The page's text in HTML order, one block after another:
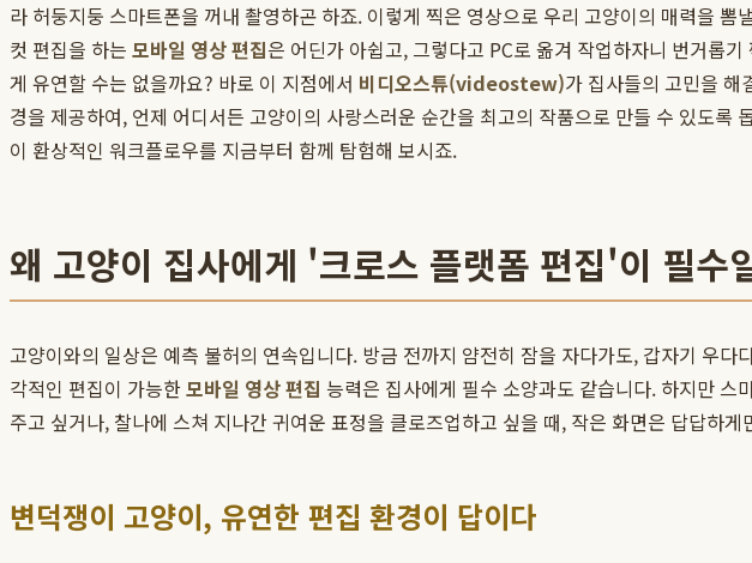
라 허둥지둥 스마트폰을 꺼내 촬영하곤 하죠. 이렇게 찍은 영상으로 우리 고양이의 매력을 뽐
컷 편집을 하는 모바일 영상 편집은 어딘가 아쉽고, 그렇다고 PC로 옮겨 작업하자니 번거롭
게 유연할 수는 없을까요? 바로 이 지점에서 비디오스튜(videostew)가 집사들의 고민을 해
경을 제공하여, 언제 어디서든 고양이의 사랑스러운 순간을 최고의 작품으로 만들 수 있도
이 환상적인 워크플로우를 지금부터 함께 탐험해 보시죠.
왜 고양이 집사에게 '크로스 플랫폼 편집'이 필수
고양이와의 일상은 예측 불허의 연속입니다. 방금 전까지 얌전히 잠을 자다가도, 갑자기 우
각적인 편집이 가능한모바일 영상 편집 능력은 집사에게 필수 소양과도 같습니다. 하지만
주고 싶거나, 찰나에 스쳐 지나간 귀여운 표정을 클로즈업하고 싶을 때, 작은 화면은 답답하
변덕쟁이 고양이, 유연한 편집 환경이 답이다